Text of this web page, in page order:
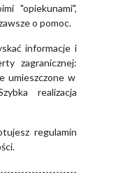
"opiekunami",
o pomoc.
informacje i
zagranicznej:
umieszczone w
realizacja
regulamin